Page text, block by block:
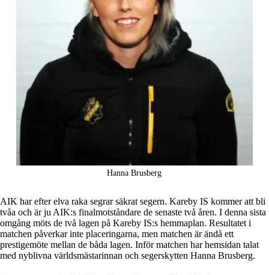
Hanna Brusberg
AIK har efter elva raka segrar säkrat segern. Kareby IS kommer att bli
tvåa och är ju AIK:s finalmotståndare de senaste två åren. I denna sista
omgång möts de två lagen på Kareby IS:s hemmaplan. Resultatet i
matchen påverkar inte placeringarna, men matchen är ändå ett
prestigemöte mellan de båda lagen. Inför matchen har hemsidan talat
med nyblivna världsmästarinnan och segerskytten Hanna Brusberg.